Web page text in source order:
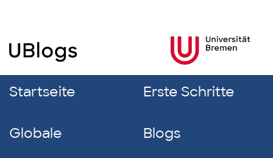
Startseite Erste Schritte
Globale
Blogs